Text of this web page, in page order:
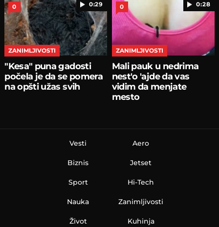
0:29
0
ZANIMLJIVOSTI
"Kesa" puna gadosti
počela je da se pomera
na opšti užas svih
0:28
0
ZANIMLJIVOSTI
Mali pauk u nedrima
nest'o 'ajde da vas
vidim da menjate
mesto
Vesti
Biznis
Sport
Nauka
Aero
Jetset
Hi-Tech
Zanimljivosti
Život Kuhinja